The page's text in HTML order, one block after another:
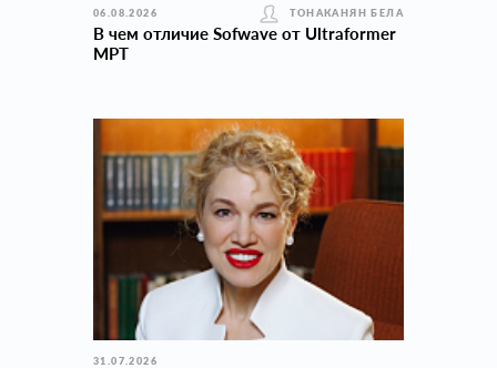
06.08.2026 ТОНАКАНЯН БЕЛА
В чем отличие Sofwave от Ultraformer
MPT
31.07.2026